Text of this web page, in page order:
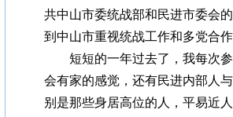
共中山市委统战部和民进市委会
到中山市重视统战工作和多党合作
短短的一年过去了，我每次参
会有家的感觉，还有民进内部人
别是那些身居高位的人，平易近